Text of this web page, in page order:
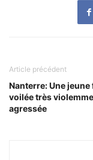
Article précédent
Nanterre: Une jeune
voilée très
agressée